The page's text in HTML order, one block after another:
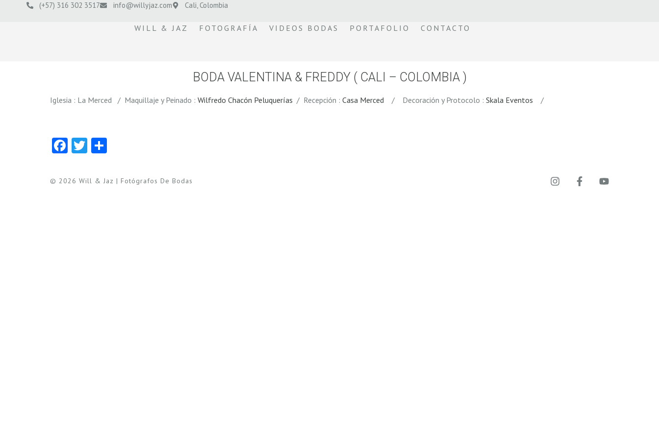
(+57) 316 302 3517 info@willyjaz.com Cali, Colombia
WILL & JAZ FOTOGRAFÍA VIDEOS BODAS PORTAFOLIO CONTACTO
BODA VALENTINA & FREDDY ( CALI – COLOMBIA )
Iglesia : La Merced / Maquillaje y Peinado : Wilfredo Chacón Peluquerías / Recepción : Casa Merced / Decoración y Protocolo : Skala Eventos /
Facebook
Twitter
© 2026 Will & Jaz | Fotógrafos De Bodas